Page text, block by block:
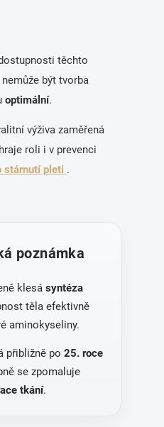
těchto
být tvorba
optimální.
výživa zaměřená
roli i v prevenci
stárnutí pleti .
poznámka
klesá syntéza
těla efektivně
aminokyseliny.
přibližně po 25. roce
se zpomaluje
tkání.